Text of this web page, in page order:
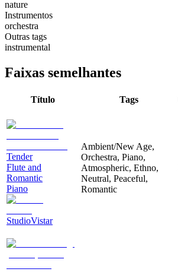
nature
Instrumentos
orchestra
Outras tags
instrumental
Faixas semelhantes
Título Tags
Tender
Flute and
Romantic
Piano
StudioVistar
Ambient/New Age,
Orchestra, Piano,
Atmospheric, Ethno,
Neutral, Peaceful,
Romantic